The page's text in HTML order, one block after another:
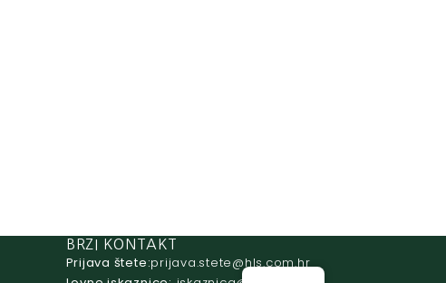
BRZI KONTAKT
Prijava štete: rh.moc.slh
@etets.avajirp